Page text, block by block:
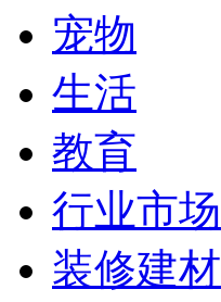
宠物
生活
教育
行业市场
装修建材